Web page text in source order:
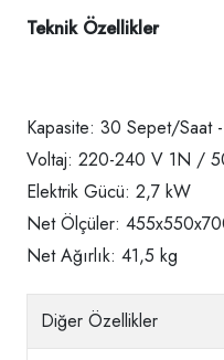
Teknik Özellikler
Kapasite: 30 Sepet/Saat
Voltaj: 220-240 V 1N /
Elektrik Gücü: 2,7 kW
Net Ölçüler:
Net Ağırlık: 41,5 kg
Diğer Özellikler